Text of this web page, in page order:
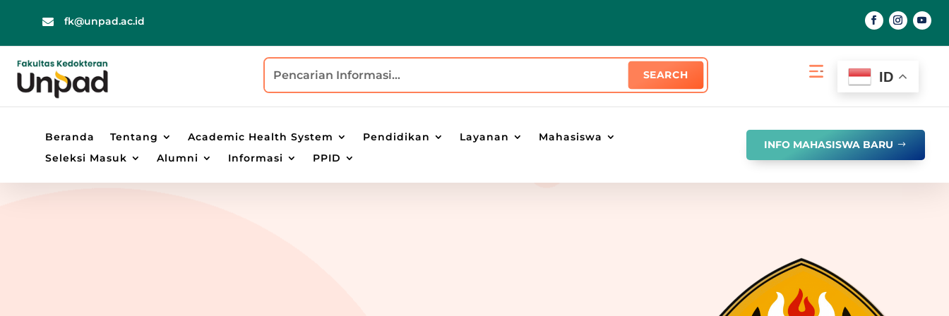
 fk@unpad.ac.id
ID
Beranda Tentang Academic Health System Pendidikan Layanan
Mahasiswa
Seleksi Masuk
Alumni Informasi PPID
INFO MAHASISWA BARU